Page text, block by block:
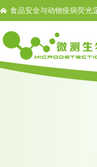
食品安全与动物疫病荧光